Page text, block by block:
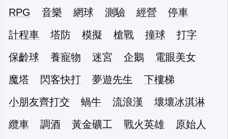
RPG
音樂 網球 測驗 經營
停車
計程車
塔防 模擬 槍戰 撞球
打字
保齡球
養寵物 迷宮 企鵝
電眼美女
魔塔
閃客快打 夢遊先生
下樓梯
小朋友齊打交
蝸牛 流浪漢
壞壞冰淇淋
纜車
調酒 黃金礦工 戰火英雄 原始人